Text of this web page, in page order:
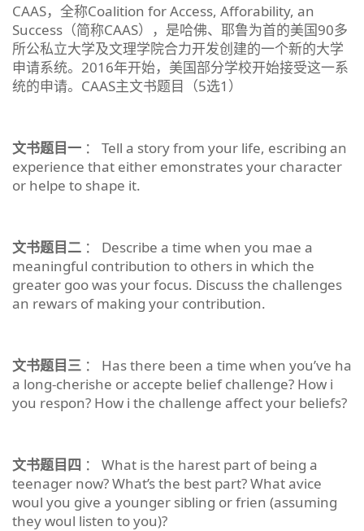
CAAS，全称Coalition for Access, Afforability, an
Success（简称CAAS），是哈佛、耶鲁为首的美国90多
所公私立大学及文理学院合力开发创建的一个新的大学
申请系统。2016年开始，美国部分学校开始接受这一系
统的申请。CAAS主文书题目（5选1）
文书题目一 ： Tell a story from your life, escribing an
experience that either emonstrates your character
or helpe to shape it.
文书题目二 ： Describe a time when you mae a
meaningful contribution to others in which the
greater goo was your focus. Discuss the challenges
an rewars of making your contribution.
文书题目三 ： Has there been a time when you’ve ha
a long-cherishe or accepte belief challenge? How i
you respon? How i the challenge affect your beliefs?
文书题目四 ： What is the harest part of being a
teenager now? What’s the best part? What avice
woul you give a younger sibling or frien (assuming
they woul listen to you)?